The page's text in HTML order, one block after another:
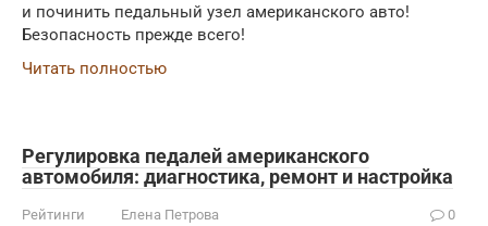
и починить педальный узел американского авто!
Безопасность прежде всего!
Читать полностью
Регулировка педалей американского
автомобиля: диагностика, ремонт и настройка
Рейтинги Елена Петрова 0